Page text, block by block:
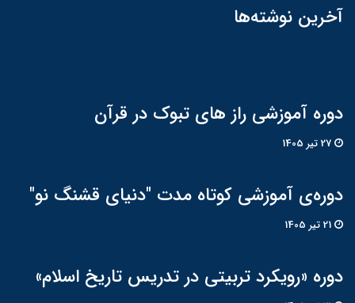
آخرین نوشته‌ها
دوره آموزشی راز های تبوک در قرآن
دوره‌ی آموزشی کوتاه مدت "دنیای قشنگ نو"
دوره «رویکرد تربیتی در تدریس تاریخ اسلام»